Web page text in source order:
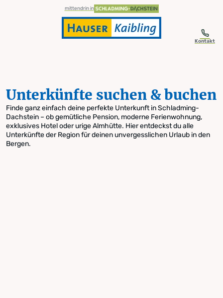
Zum Inhalt springen
Zum Inhaltsverzeichnis springen
Zur Navigation springen
Unterkünfte suchen & buchen
mittendrin in
Kontakt
Unterkünfte suchen & buchen
Finde ganz einfach deine perfekte Unterkunft in Schladming-
Dachstein – ob gemütliche Pension, moderne Ferienwohnung,
exklusives Hotel oder urige Almhütte. Hier entdeckst du alle
Unterkünfte der Region für deinen unvergesslichen Urlaub in den
Bergen.